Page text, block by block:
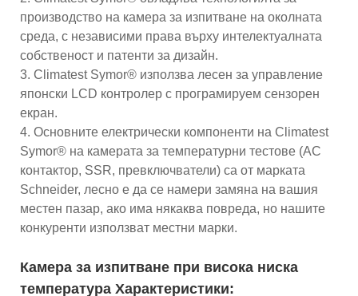
производство на камера за изпитване на околната
среда, с независими права върху интелектуалната
собственост и патенти за дизайн.
3. Climatest Symor® използва лесен за управление
японски LCD контролер с програмируем сензорен
екран.
4. Основните електрически компоненти на Climatest
Symor® на камерата за температурни тестове (AC
контактор, SSR, превключватели) са от марката
Schneider, лесно е да се намери замяна на вашия
местен пазар, ако има някаква повреда, но нашите
конкуренти използват местни марки.
Камера за изпитване при висока ниска
температура Характеристики: